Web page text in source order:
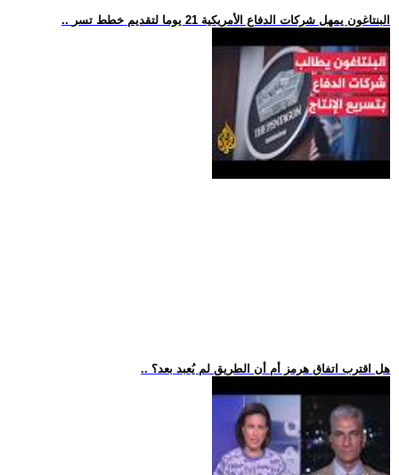
.. البنتاغون يمهل شركات الدفاع الأمريكية 21 يوما لتقديم خطط تسر
.. هل اقترب اتفاق هرمز أم أن الطريق لم يُعبد بعد؟